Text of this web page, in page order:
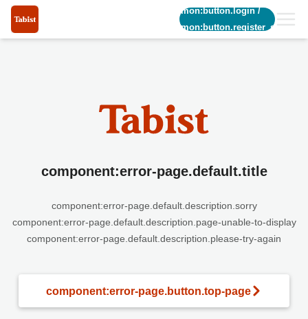
common:button.login/
common:button.register_short
component:error-page.default.title
component:error-page.default.description.sorry
component:error-page.default.description.page-unable-to-display
component:error-page.default.description.please-try-again
component:error-page.button.top-page